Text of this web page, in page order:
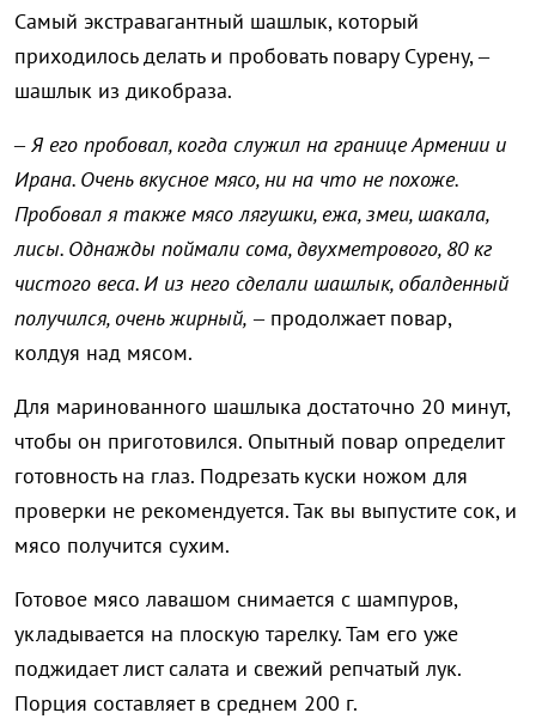
Самый экстравагантный шашлык, который
приходилось делать и пробовать повару Сурену, –
шашлык из дикобраза.
– Я его пробовал, когда служил на границе Армении и
Ирана. Очень вкусное мясо, ни на что не похоже.
Пробовал я также мясо лягушки, ежа, змеи, шакала,
лисы. Однажды поймали сома, двухметрового, 80 кг
чистого веса. И из него сделали шашлык, обалденный
получился, очень жирный, – продолжает повар,
колдуя над мясом.
Для маринованного шашлыка достаточно 20 минут,
чтобы он приготовился. Опытный повар определит
готовность на глаз. Подрезать куски ножом для
проверки не рекомендуется. Так вы выпустите сок, и
мясо получится сухим.
Готовое мясо лавашом снимается с шампуров,
укладывается на плоскую тарелку. Там его уже
поджидает лист салата и свежий репчатый лук.
Порция составляет в среднем 200 г.